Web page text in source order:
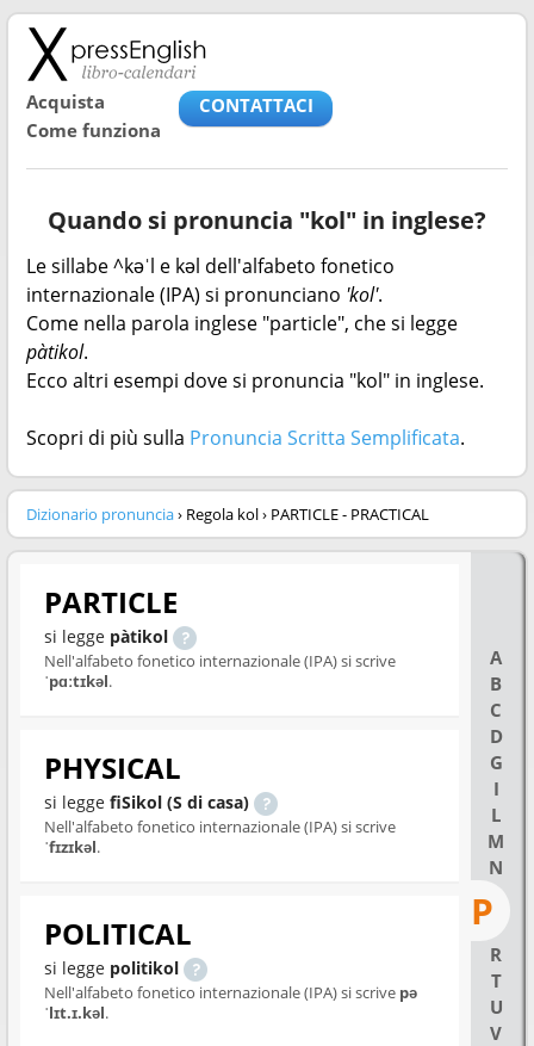
Acquista
Come funziona
CONTATTACI
Quando si pronuncia "kol" in inglese?
Le sillabe ^kəˈl e kəl dell'alfabeto fonetico
internazionale (IPA) si pronunciano 'kol'.
Come nella parola inglese "particle", che si legge
pàtikol.
Ecco altri esempi dove si pronuncia "kol" in inglese.
Scopri di più sulla Pronuncia Scritta Semplificata.
Dizionario pronuncia› Regola kol › PARTICLE - PRACTICAL
A
B
C
D
G
I
L
M
N
P
R
T
U
V
PARTICLE
si legge pàtikol
Nell'alfabeto fonetico internazionale (IPA) si scrive
ˈpɑːtɪkəl.
PHYSICAL
si legge fiSikol (S di casa)
Nell'alfabeto fonetico internazionale (IPA) si scrive
ˈfɪzɪkəl.
POLITICAL
si legge politikol
Nell'alfabeto fonetico internazionale (IPA) si scrive pə
ˈlɪt.ɪ.kəl.